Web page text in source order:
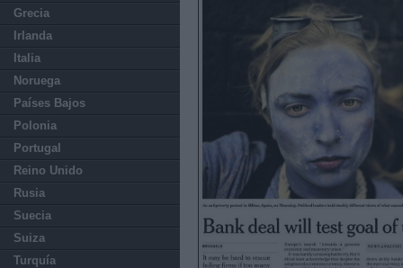
Grecia
Irlanda
Italia
Noruega
Países Bajos
Polonia
Portugal
Reino Unido
Rusia
Suecia
Suiza
Turquía